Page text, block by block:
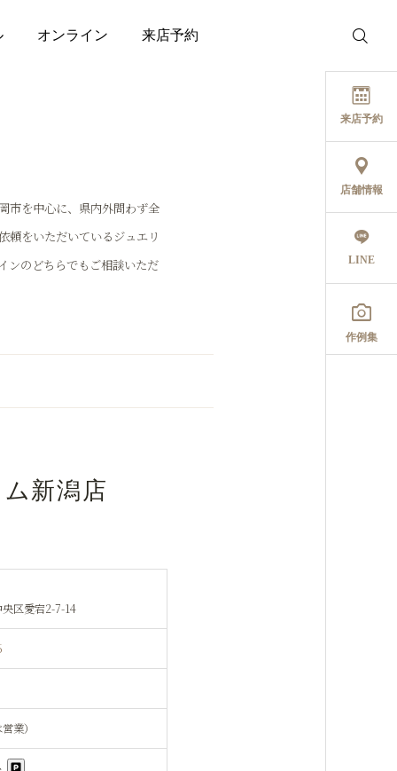
オンライン 来店予約
来店予約
店舗情報
LINE

作例集
市を中心に、県内外問わず全
頼をいただいているジュエリ
ンのどちらでもご相談いただ
新潟店
区愛宕2-7-14
業）